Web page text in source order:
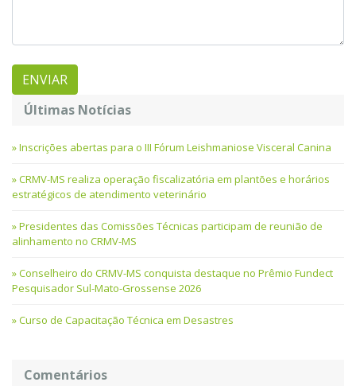
Últimas Notícias
Inscrições abertas para o III Fórum Leishmaniose Visceral Canina
CRMV-MS realiza operação fiscalizatória em plantões e horários
estratégicos de atendimento veterinário
Presidentes das Comissões Técnicas participam de reunião de
alinhamento no CRMV-MS
Conselheiro do CRMV-MS conquista destaque no Prêmio Fundect
Pesquisador Sul-Mato-Grossense 2026
Curso de Capacitação Técnica em Desastres
Comentários